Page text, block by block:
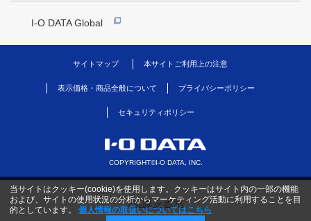
I-O DATA Global
サイトマップ 本サイトご利用上の注意
表示価格・商品全般について プライバシーポリシー
セキュリティポリシー
COPYRIGHT©I-O DATA, INC.
当サイトはクッキー(cookie)を使用します。クッキーはサイト内の一部の機能
および、サイトの使用状況の分析からマーケティング活動に利用することを目
的としています。
個人情報の取扱いについてはこちら
PC版を表示